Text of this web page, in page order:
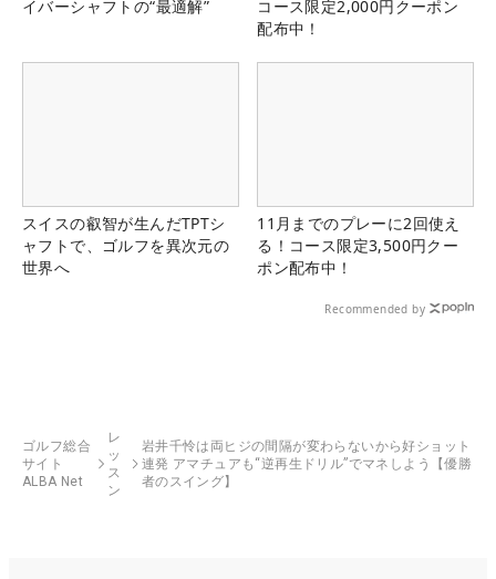
イバーシャフトの“最適解”
コース限定2,000円クーポン
配布中！
スイスの叡智が生んだTPTシ
ャフトで、ゴルフを異次元の
世界へ
11月までのプレーに2回使え
る！コース限定3,500円クー
ポン配布中！
Recommended by
ゴルフ総合
サイト
ALBA Net
レ
ッ
ス
ン
岩井千怜は両ヒジの間隔が変わらないから好ショット
連発 アマチュアも“逆再生ドリル”でマネしよう【優勝
者のスイング】